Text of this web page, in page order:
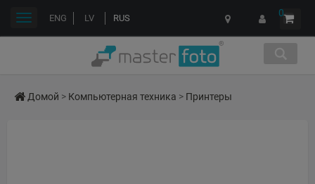
ENG LV RUS 0
Переключить
Домой > Компьютерная техника > Принтеры